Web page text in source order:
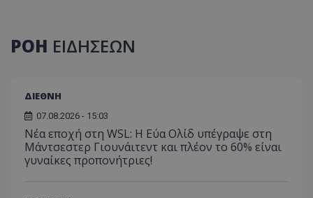
ΡΟΗ ΕΙΔΗΣΕΩΝ
ΔΙΕΘΝΗ
07.08.2026 - 15:03
Νέα εποχή στη WSL: Η Εύα Ολίδ υπέγραψε στη
Μάντσεστερ Γιουνάιτεντ και πλέον το 60% είναι
γυναίκες προπονήτριες!